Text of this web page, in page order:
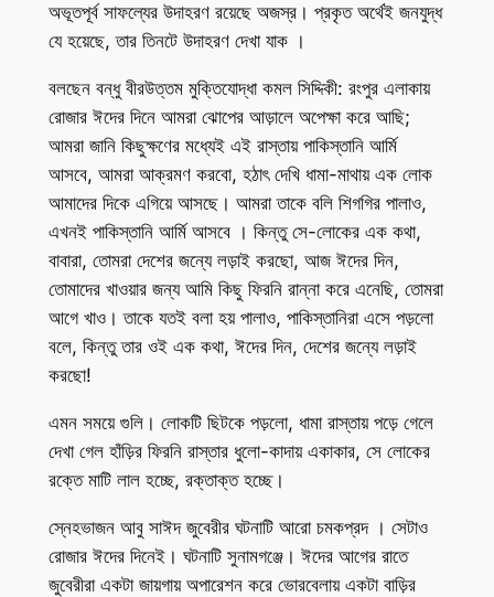
অভূতপূর্ব সাফল্যের উদাহরণ রয়েছে অজস্র। প্রকৃত অর্থেই জনযুদ্ধ
যে হয়েছে, তার তিনটে উদাহরণ দেখা যাক ।
বলছেন বন্ধু বীরউত্তম মুক্তিযোদ্ধা কমল সিদ্দিকী: রংপুর এলাকায়
রোজার ঈদের দিনে আমরা ঝোপের আড়ালে অপেক্ষা করে আছি;
আমরা জানি কিছুক্ষণের মধ্যেই এই রাস্তায় পাকিস্তানি আর্মি
আসবে, আমরা আক্রমণ করবো, হঠাৎ দেখি ধামা-মাথায় এক লোক
আমাদের দিকে এগিয়ে আসছে। আমরা তাকে বলি শিগগির পালাও,
এখনই পাকিস্তানি আর্মি আসবে । কিন্তু সে-লোকের এক কথা,
বাবারা, তোমরা দেশের জন্যে লড়াই করছো, আজ ঈদের দিন,
তোমাদের খাওয়ার জন্য আমি কিছু ফিরনি রান্না করে এনেছি, তোমরা
আগে খাও। তাকে যতই বলা হয় পালাও, পাকিস্তানিরা এসে পড়লো
বলে, কিন্তু তার ওই এক কথা, ঈদের দিন, দেশের জন্যে লড়াই
করছো!
এমন সময়ে গুলি। লোকটি ছিটকে পড়লো, ধামা রাস্তায় পড়ে গেলে
দেখা গেল হাঁড়ির ফিরনি রাস্তার ধুলো-কাদায় একাকার, সে লোকের
রক্তে মাটি লাল হচ্ছে, রক্তাক্ত হচ্ছে।
স্নেহভাজন আবু সাঈদ জুবেরীর ঘটনাটি আরো চমকপ্রদ । সেটাও
রোজার ঈদের দিনেই। ঘটনাটি সুনামগঞ্জে। ঈদের আগের রাতে
জুবেরীরা একটা জায়গায় অপারেশন করে ভোরবেলায় একটা বাড়ির